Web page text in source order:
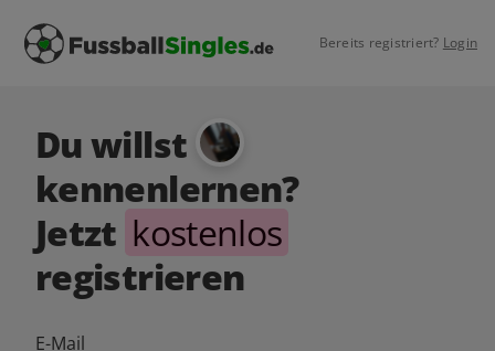
Bereits registriert? Login
Du willst
kennenlernen?
Jetzt kostenlos
registrieren
E-Mail